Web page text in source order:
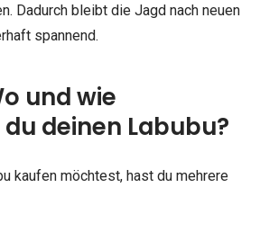
Dadurch bleibt die Jagd nach neuen
spannend.
und wie
deinen Labubu?
kaufen möchtest, hast du mehrere